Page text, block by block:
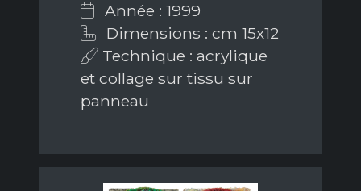
Année : 1999
Dimensions : cm 15x12
Technique : acrylique
et collage sur tissu sur
panneau